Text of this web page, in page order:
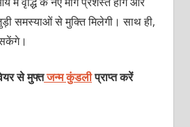
समस्याओं से मुक्ति मिलेगी। साथ ही,
से मुफ्तजन्म कुंडलीप्राप्त करें